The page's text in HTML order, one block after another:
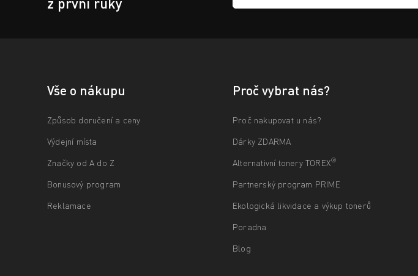
Vše o nákupu
Způsob doručení a ceny
Výdejní místa
Značky od A do Z
Bonusový program
Reklamace
Proč vybrat nás?
Proč nakupovat u nás?
Dárky ZDARMA
Alternativní tonery TOREX®
Partnerský program PRIME
Ekologická likvidace a výkup tonerů
Poradna
Blog